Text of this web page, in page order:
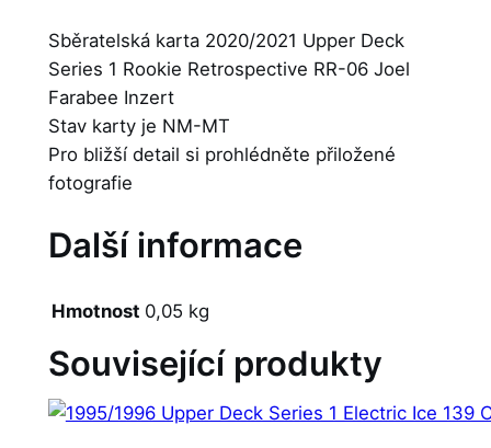
Sběratelská karta 2020/2021 Upper Deck
Series 1 Rookie Retrospective RR-06 Joel
Farabee Inzert
Stav karty je NM-MT
Pro bližší detail si prohlédněte přiložené
fotografie
Další informace
Hmotnost 0,05 kg
Související produkty